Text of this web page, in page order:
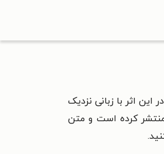
اثر با زبانی نزدیک
منتشر کرده است و متن